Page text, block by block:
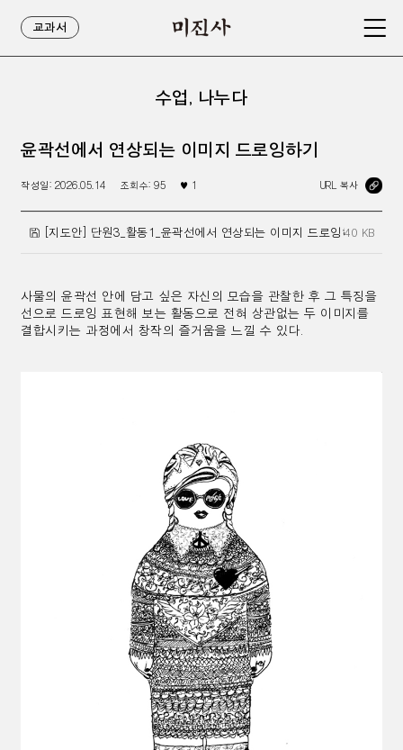
교과서
수업, 나누다
윤곽선에서 연상되는 이미지 드로잉하기
작성일: 2026.05.14 조회수:95 ♥ 1 URL 복사
[지도안] 단원3_활동1_윤곽선에서 연상되는 이미지 드로잉하기.hwp
40 KB
사물의 윤곽선 안에 담고 싶은 자신의 모습을 관찰한 후 그 특징을
선으로 드로잉 표현해 보는 활동으로 전혀 상관없는 두 이미지를
결합시키는 과정에서 창작의 즐거움을 느낄 수 있다.